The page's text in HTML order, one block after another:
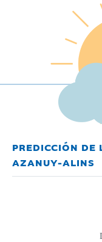
PREDICCIÓN DE
AZANUY-ALINS